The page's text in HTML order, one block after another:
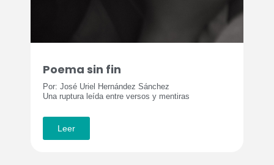
Poema sin fin
Por: José Uriel Hernández Sánchez
Una ruptura leída entre versos y mentiras
Leer